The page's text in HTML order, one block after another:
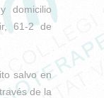
domicilio
61-2 de
salvo en
de la